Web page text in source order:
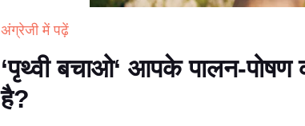
अंग्रेजी में पढ़ें
‘पृथ्वी बचाओ‘ आपके पालन-पोषण
है?